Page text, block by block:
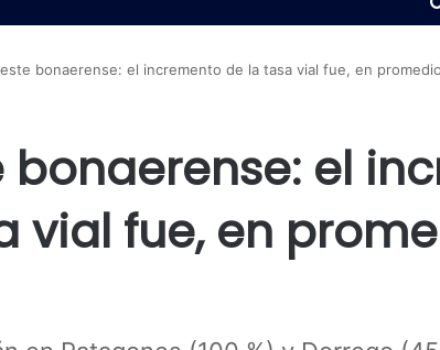
bonaerense: el incremento de la tasa vial fue, en
bonaerense: el
vial fue, en